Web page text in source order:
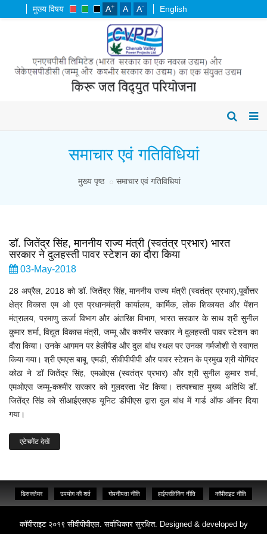
मुख्य विषय A+ A A- English
समाचार एवं गतिविधियां
मुख्य पृष्ठ समाचार एवं गतिविधियां
डॉ. जितेंद्र सिंह, माननीय राज्य मंत्री (स्वतंत्र प्रभार) भारत
सरकार ने दुलहस्ती पावर स्टेशन का दौरा किया
03-May-2018
28 अप्रैल, 2018 को डॉ. जितेंद्र सिंह, माननीय राज्य मंत्री (स्वतंत्र प्रभार),पूर्वोत्तर
क्षेत्र विकास एम ओ एस प्रधानमंत्री कार्यालय, कार्मिक, लोक शिकायत और पेंशन
मंत्रालय, परमाणु ऊर्जा विभाग और अंतरिक्ष विभाग, भारत सरकार के साथ श्री सुनील
कुमार शर्मा, विद्युत विकास मंत्री, जम्मू और कश्मीर सरकार ने दुलहस्ती पावर स्टेशन का
दौरा किया। उनके आगमन पर हेलीपैड और दुल बांध स्थल पर उनका गर्मजोशी से स्वागत
किया गया। श्री एमएस बाबू, एमडी, सीवीपीपीपी और पावर स्टेशन के प्रमुख श्री योगिंदर
कोठा ने डॉ जितेंद्र सिंह, एमओएस (स्वतंत्र प्रभार) और श्री सुनील कुमार शर्मा,
एमओएस जम्मू-कश्मीर सरकार को गुलदस्ता भेंट किया। तत्पश्चात मुख्य अतिथि डॉ.
जितेंद्र सिंह को सीआईएसएफ यूनिट डीपीएस द्वारा दुल बांध में गार्ड ऑफ ऑनर दिया
गया।
एटेचमेंट देखें
डिसक्लेमर उपयोग की शर्त गोपनीयता नीति हाईपरलिंकिंग नीति कॉपीराइट नीति
कॉपीराइट २०१९ सीवीपीपीएल. सर्वाधिकार सुरक्षित. Designed & developed by